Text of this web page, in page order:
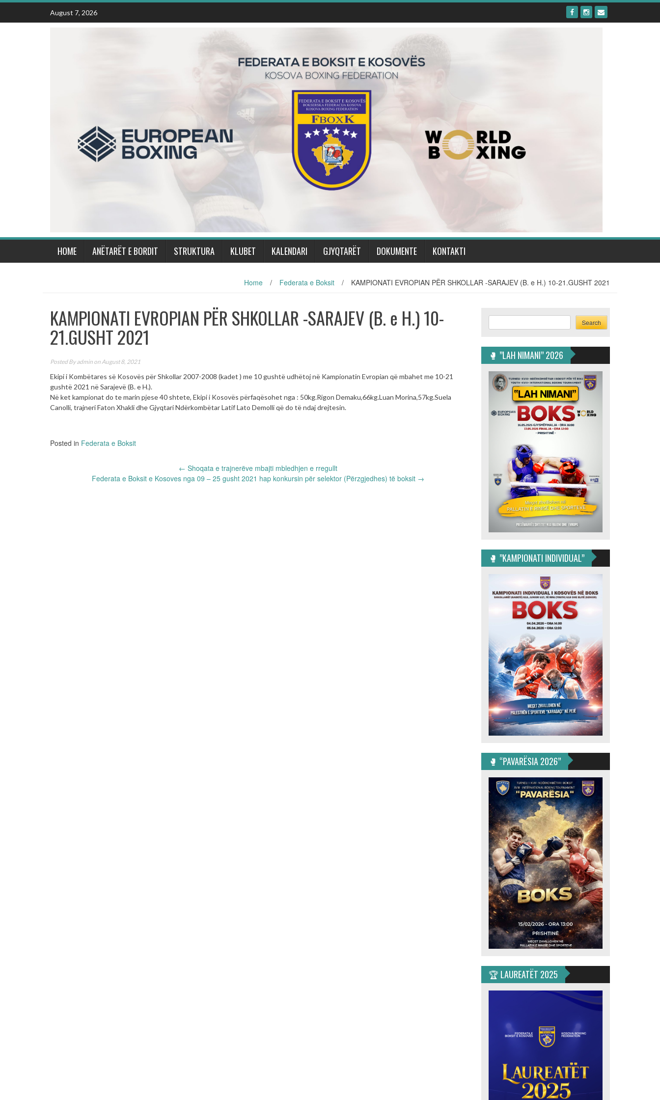
Skip
content
August 7, 2026
HOME ANËTARËT E BORDIT STRUKTURA KLUBET KALENDARI GJYQTARËT DOKUMENTE KONTAKTI
Home / Federata e Boksit / KAMPIONATI EVROPIAN PËR SHKOLLAR -SARAJEV (B. e H.) 10-21.GUSHT 2021
KAMPIONATI EVROPIAN PËR SHKOLLAR -SARAJEV (B. e H.) 10-
21.GUSHT 2021
Posted Byadmin on August 8, 2021
Ekipi i Kombëtares së Kosovës për Shkollar 2007-2008 (kadet ) me 10 gushtë udhëtoj në Kampionatin Evropian që mbahet me 10-21
gushtë 2021 në Sarajevë (B. e H.).
Në ket kampionat do te marin pjese 40 shtete, Ekipi i Kosovës përfaqësohet nga : 50kg.Rigon Demaku,66kg.Luan Morina,57kg.Suela
Canolli, trajneri Faton Xhakli dhe Gjyqtari Ndërkombëtar Latif Lato Demolli që do të ndaj drejtesin.
Posted in Federata e Boksit
← Shoqata e trajnerëve mbajti mbledhjen e rregullt
Federata e Boksit e Kosoves nga 09 – 25 gusht 2021 hap konkursin për selektor (Përzgjedhes) të boksit →
Search Search
🥊 ”LAH NIMANI” 2026
🥊 ”KAMPIONATI INDIVIDUAL”
🥊 “PAVARËSIA 2026”
🏆 LAUREATËT 2025